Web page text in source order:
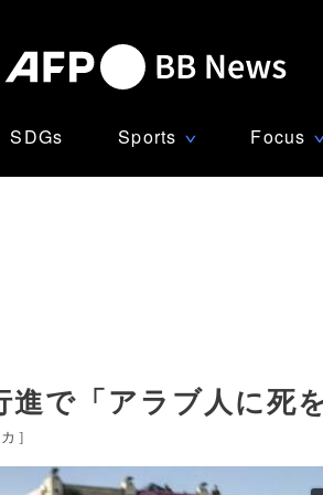
SDGs Sports ∨ Focus ∨
で「アラブ人に死
]